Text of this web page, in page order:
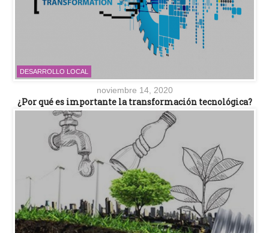
DESARROLLO LOCAL
noviembre 14, 2020
¿Por qué es importante la transformación tecnológica?